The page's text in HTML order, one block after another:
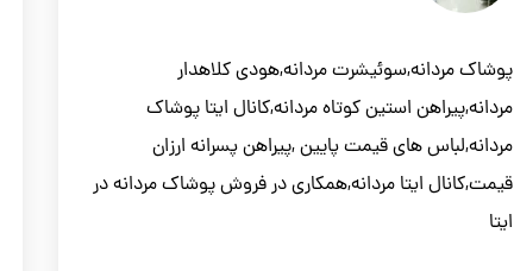
پوشاک مردانه,سوئیشرت مردانه,هودی کلاهدار
مردانه,پیراهن استین کوتاه مردانه,کانال ایتا پوشاک
مردانه,لباس های قیمت پایین ,پیراهن پسرانه ارزان
قیمت,کانال ایتا مردانه,همکاری در فروش پوشاک مردانه در
ایتا